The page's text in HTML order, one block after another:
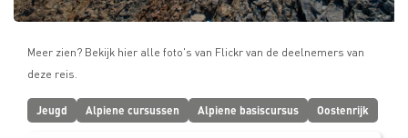
Meer zien? Bekijk hier alle foto's van Flickr van de deelnemers van
deze reis.
Jeugd Alpiene cursussen Alpiene basiscursus Oostenrijk